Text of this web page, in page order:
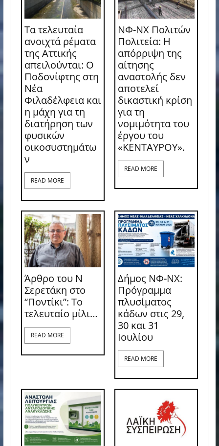
Τα τελευταία
ανοιχτά ρέματα
της Αττικής
απειλούνται: Ο
Ποδονίφτης στη
Νέα
Φιλαδέλφεια και
η μάχη για τη
διατήρηση των
φυσικών
οικοσυστημάτω
ν
READ MORE
ΝΦ-ΝΧ Πολιτών
Πολιτεία: Η
απόρριψη της
αίτησης
αναστολής δεν
αποτελεί
δικαστική κρίση
για τη
νομιμότητα του
έργου του
«ΚΕΝΤΑΥΡΟΥ».
READ MORE
Άρθρο του Ν
Σερετάκη στο
“Ποντίκι”: Το
τελευταίο μίλι…
READ MORE
Δήμος ΝΦ-ΝΧ:
Πρόγραμμα
πλυσίματος
κάδων στις 29,
30 και 31
Ιουλίου
READ MORE